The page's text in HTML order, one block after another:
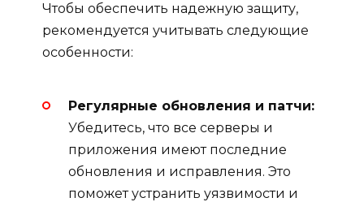
Чтобы обеспечить надежную защиту,
рекомендуется учитывать следующие
особенности:
Регулярные обновления и патчи:
Убедитесь, что все серверы и
приложения имеют последние
обновления и исправления. Это
поможет устранить уязвимости и